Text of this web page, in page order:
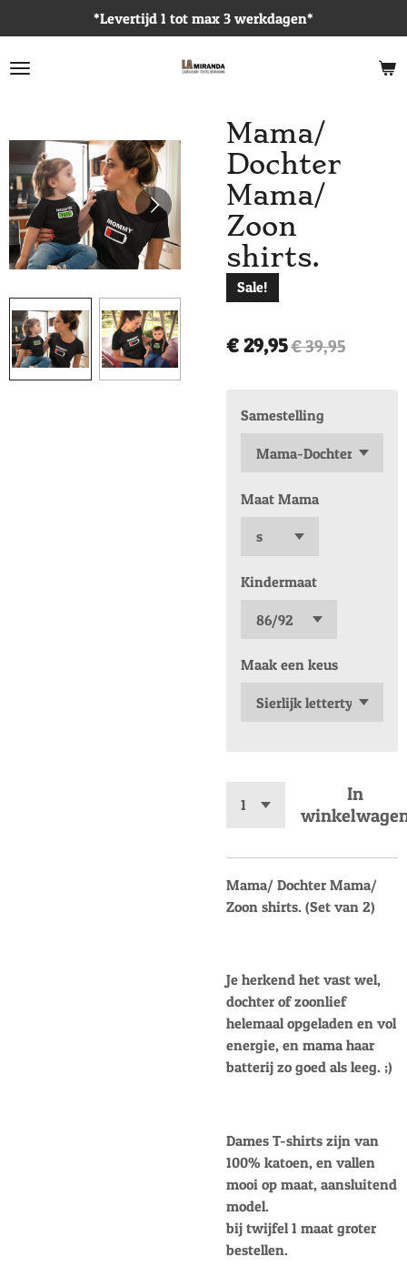
direct
naar
*Levertijd 1 tot max 3 werkdagen*
Mama/
Dochter
Mama/
Zoon
shirts.
Sale!
€ 29,95€ 39,95
Samestelling
Maat Mama
Kindermaat
Maak een keus
In
Mama/ Dochter Mama/
Zoon shirts. (Set van 2)
Je herkend het vast wel,
dochter of zoonlief
helemaal opgeladen en vol
energie, en mama haar
batterij zo goed als leeg. ;)
Dames T-shirts zijn van
100% katoen, en vallen
mooi op maat, aansluitend
model.
bij twijfel 1 maat groter
bestellen.